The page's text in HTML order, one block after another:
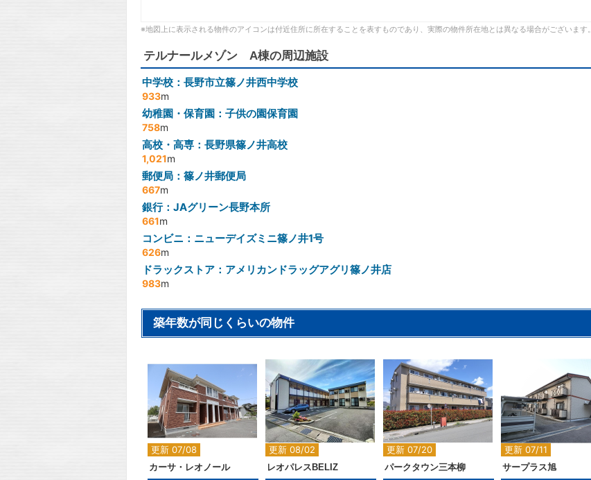
※地図上に表示される物件のアイコンは付近住所に所在することを表すものであり、実際の物件所在地とは異なる場合がございます。
テルナールメゾン A棟の周辺施設
中学校：長野市立篠ノ井西中学校
933m
幼稚園・保育園：子供の園保育園
758m
高校・高専：長野県篠ノ井高校
1,021m
郵便局：篠ノ井郵便局
667m
銀行：JAグリーン長野本所
661m
コンビニ：ニューデイズミニ篠ノ井1号
626m
ドラックストア：アメリカンドラッグアグリ篠ノ井店
983m
築年数が同じくらいの物件
更新 07/08
2
カーサ・レオノール
更新 08/02
2
レオパレスBELIZ
更新 07/20
2
パークタウン三本柳
更新 07/11
2
サープラス旭